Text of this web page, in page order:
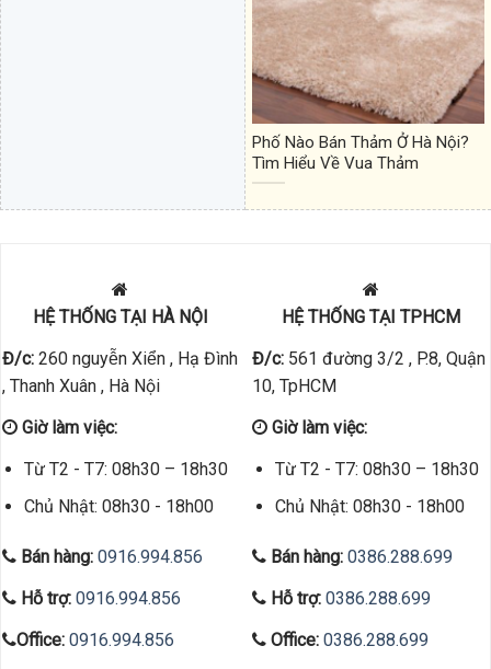
Phố Nào Bán Thảm Ở Hà Nội?
Tìm Hiểu Về Vua Thảm
HỆ THỐNG TẠI HÀ NỘI
Đ/c:260 nguyễn Xiển , Hạ Đình
, Thanh Xuân , Hà Nội
Giờ làm việc:
Từ T2 - T7: 08h30 – 18h30
Chủ Nhật: 08h30 - 18h00
Bán hàng: 0916.994.856
Hỗ trợ: 0916.994.856
Office: 0916.994.856
HỆ THỐNG TẠI TPHCM
Đ/c:561 đường 3/2 , P.8, Quận
10, TpHCM
Giờ làm việc:
Từ T2 - T7: 08h30 – 18h30
Chủ Nhật: 08h30 - 18h00
Bán hàng: 0386.288.699
Hỗ trợ: 0386.288.699
Office: 0386.288.699